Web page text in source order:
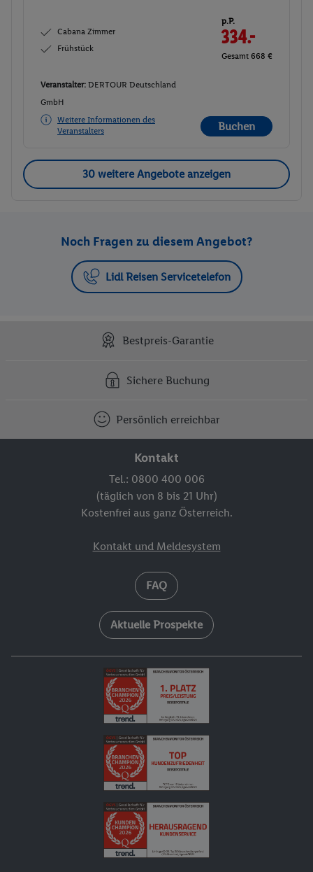
Cabana Zimmer
Frühstück
p.P.
334.-
Gesamt 668 €
Veranstalter: DERTOUR Deutschland
GmbH
Weitere Informationen des
Veranstalters
Buchen
30 weitere Angebote anzeigen
Noch Fragen zu diesem Angebot?
Lidl Reisen Servicetelefon
Bestpreis-Garantie
Sichere Buchung
Persönlich erreichbar
Kontakt
Tel.: 0800 400 006
(täglich von 8 bis 21 Uhr)
Kostenfrei aus ganz Österreich.
Kontakt und Meldesystem
FAQ
Aktuelle Prospekte